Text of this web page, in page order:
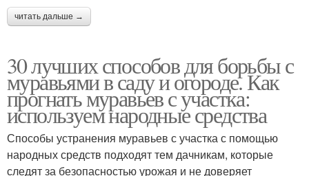
читать дальше →
30 лучших способов для борьбы с
муравьями в саду и огороде. Как
прогнать муравьев с участка:
используем народные средства
Способы устранения муравьев с участка с помощью
народных средств подходят тем дачникам, которые
следят за безопасностью урожая и не доверяет